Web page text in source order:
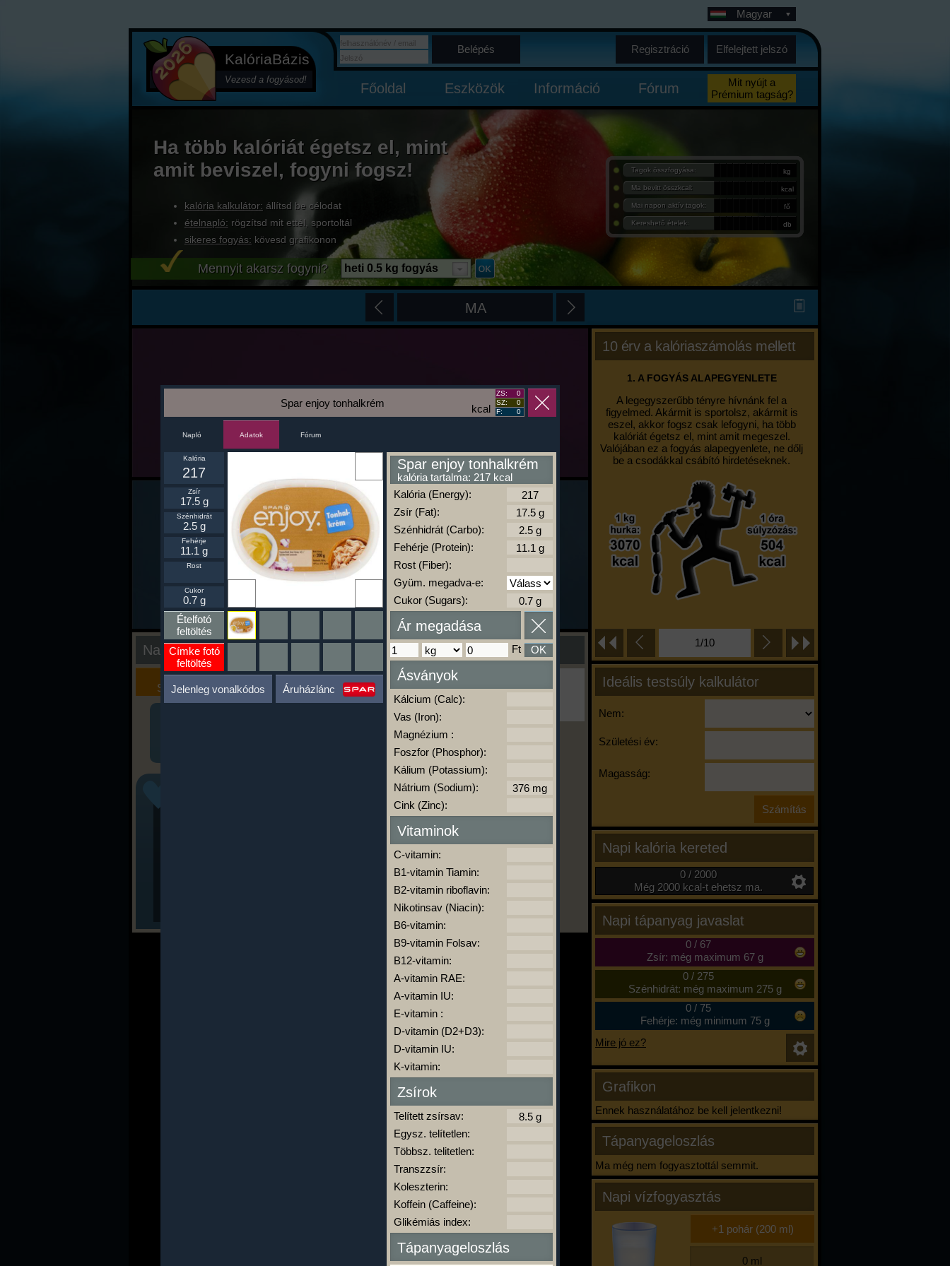
KalóriaBázis
Vezesd a fogyásod!
Magyar
Belépés Regisztráció Elfelejtett jelszó
Főoldal Eszközök Információ Fórum
Mit nyújt a
Prémium tagság?
Ha több kalóriát égetsz el, mint
amit beviszel, fogyni fogsz!
kalória kalkulátor: állítsd be célodat
ételnapló: rögzítsd mit ettél, sportoltál
sikeres fogyás: kövesd grafikonon
Tagok összfogyása: kg
Ma bevitt összkcal: kcal
Mai napon aktív tagok: fő
Kereshető ételek: db
Mennyit akarsz fogyni? heti 0.5 kg fogyás
MA
10 érv a kalóriaszámolás mellett
1. A FOGYÁS ALAPEGYENLETE
A legegyszerűbb tényre hívnánk fel a
figyelmed. Akármit is sportolsz, akármit is
eszel, akkor fogsz csak lefogyni, ha több
kalóriát égetsz el, mint amit megeszel.
Valójában ez a fogyás alapegyenlete, ne dőlj
be a csodákkal csábító hirdetéseknek.
1/10
Ideális testsúly kalkulátor
Nem:
Születési év:
Magasság:
Napi kalória kereted
0 / 2000
Még 2000 kcal-t ehetsz ma.
Napi tápanyag javaslat
0/ 67
Zsír: még maximum 67 g
0/ 275
Szénhidrát: még maximum 275 g
0/ 75
Fehérje: még minimum 75 g
Mire jó ez?
Grafikon
Ennek használatához be kell jelentkezni!
Tápanyageloszlás
Ma még nem fogyasztottál semmit.
Napi vízfogyasztás
Nap kiértékelése
Kalória
Szimulátor
Szöveges
Értékelés
Ha ma már nem eszel/sportolsz többet,
kattints a kiértékelésre!
A Kalória Szimulátor Prémium funkció.
-
kcal
Spar enjoy tonhalkrém
ZS:
0
SZ:
0
F:
0
Napló Adatok Fórum
Kalória
217
Zsír
17.5 g
Szénhidrát
2.5 g
Fehérje
11.1 g
Rost
Cukor
0.7 g
Ételfotó
feltöltés
Címke fotó
feltöltés
Jelenleg vonalkódos Áruházlánc
Spar enjoy tonhalkrém
kalória tartalma: 217 kcal
Kalória (Energy):
Zsír (Fat):
Szénhidrát (Carbo):
Fehérje (Protein):
Rost (Fiber):
Gyüm. megadva-e:
Cukor (Sugars):
Ár megadása
Ft OK
Ásványok
Kálcium (Calc):
Vas (Iron):
Magnézium :
Foszfor (Phosphor):
Kálium (Potassium):
Nátrium (Sodium):
Cink (Zinc):
Vitaminok
C-vitamin:
B1-vitamin Tiamin:
B2-vitamin riboflavin:
Nikotinsav (Niacin):
B6-vitamin:
B9-vitamin Folsav:
B12-vitamin:
A-vitamin RAE:
A-vitamin IU:
E-vitamin :
D-vitamin (D2+D3):
D-vitamin IU:
K-vitamin:
Zsírok
Telített zsírsav:
Egysz. telítetlen:
Többsz. telitetlen:
Transzzsír:
Koleszterin:
Koffein (Caffeine):
Glikémiás index:
Tápanyageloszlás